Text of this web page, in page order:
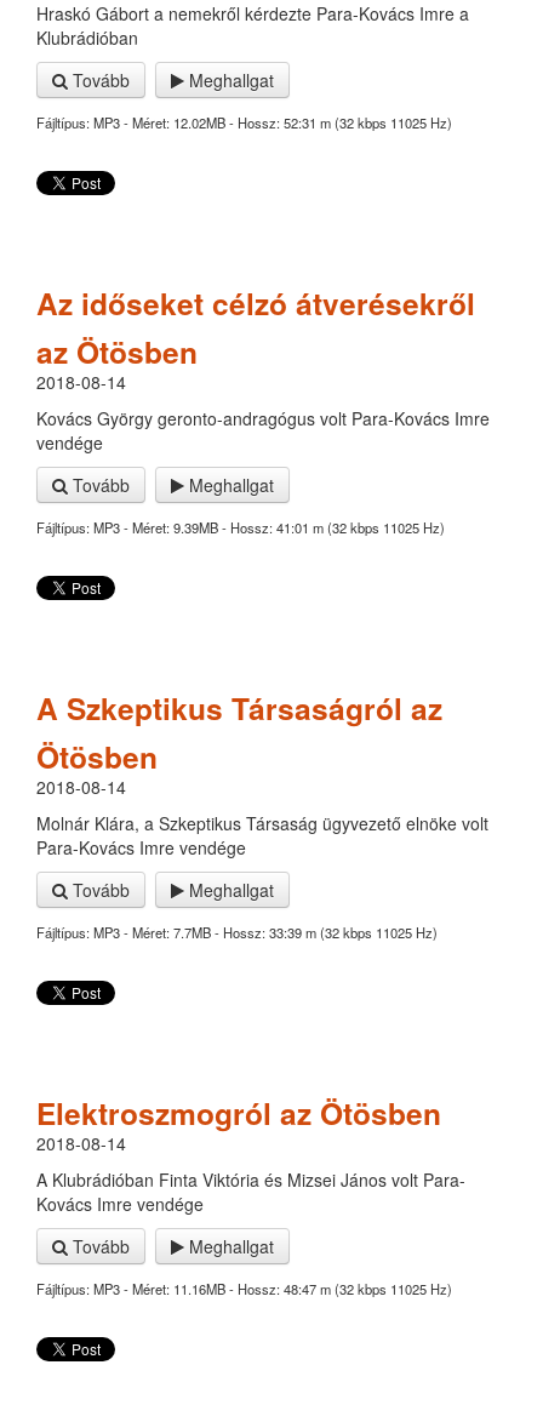
Hraskó Gábort a nemekről kérdezte Para-Kovács Imre a
Klubrádióban
Tovább
Meghallgat
Fájltípus: MP3 - Méret: 12.02MB - Hossz: 52:31 m (32 kbps 11025 Hz)
Az időseket célzó átverésekről
az Ötösben
2018-08-14
Kovács György geronto-andragógus volt Para-Kovács Imre
vendége
Tovább
Meghallgat
Fájltípus: MP3 - Méret: 9.39MB - Hossz: 41:01 m (32 kbps 11025 Hz)
A Szkeptikus Társaságról az
Ötösben
2018-08-14
Molnár Klára, a Szkeptikus Társaság ügyvezető elnöke volt
Para-Kovács Imre vendége
Tovább
Meghallgat
Fájltípus: MP3 - Méret: 7.7MB - Hossz: 33:39 m (32 kbps 11025 Hz)
Elektroszmogról az Ötösben
2018-08-14
A Klubrádióban Finta Viktória és Mizsei János volt Para-
Kovács Imre vendége
Tovább
Meghallgat
Fájltípus: MP3 - Méret: 11.16MB - Hossz: 48:47 m (32 kbps 11025 Hz)